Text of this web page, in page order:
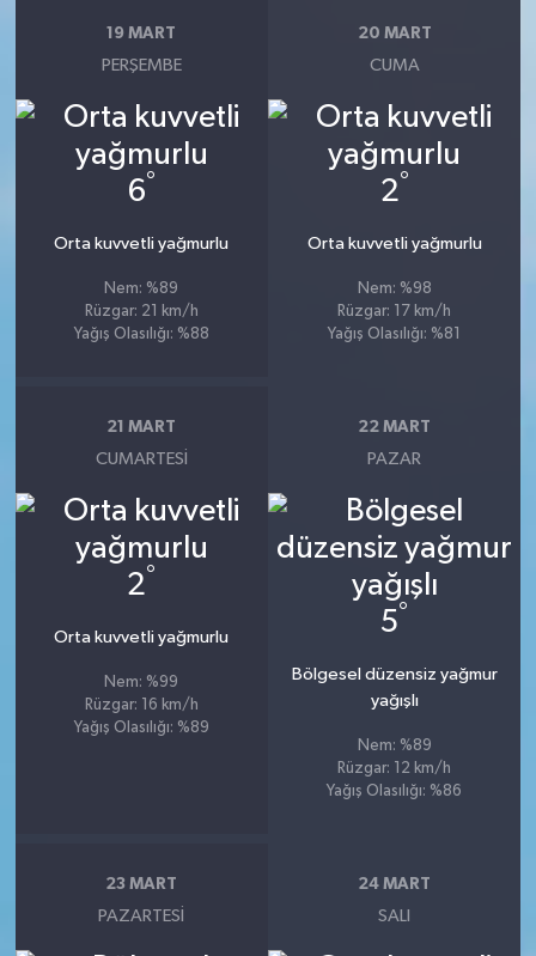
19 MART
PERŞEMBE
6°
Orta kuvvetli yağmurlu
Nem: %89
Rüzgar: 21 km/h
Yağış Olasılığı: %88
20 MART
CUMA
2°
Orta kuvvetli yağmurlu
Nem: %98
Rüzgar: 17 km/h
Yağış Olasılığı: %81
21 MART
CUMARTESI
2°
Orta kuvvetli yağmurlu
Nem: %99
Rüzgar: 16 km/h
Yağış Olasılığı: %89
22 MART
PAZAR
5°
Bölgesel düzensiz yağmur
yağışlı
Nem: %89
Rüzgar: 12 km/h
Yağış Olasılığı: %86
23 MART
PAZARTESI
24 MART
SALI